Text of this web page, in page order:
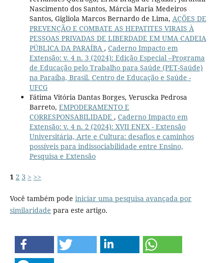
Nascimento dos Santos, Márcia Maria Medeiros
Santos, Gigliola Marcos Bernardo de Lima, AÇÕES DE
PREVENÇÃO E COMBATE AS HEPATITES VIRAIS À
PESSOAS PRIVADAS DE LIBERDADE EM UMA CADEIA
PÚBLICA DA PARAÍBA , Caderno Impacto em
Extensão: v. 4 n. 3 (2024): Edição Especial –Programa
de Educação pelo Trabalho para Saúde (PET-Saúde)
na Paraíba, Brasil. Centro de Educação e Saúde -
UFCG
Fátima Vitória Dantas Borges, Veruscka Pedrosa
Barreto, EMPODERAMENTO E
CORRESPONSABILIDADE , Caderno Impacto em
Extensão: v. 4 n. 2 (2024): XVII ENEX - Extensão
Universitária, Arte e Cultura: desafios e caminhos
possíveis para indissociabilidade entre Ensino,
Pesquisa e Extensão
1 2 3 > >>
Você também pode iniciar uma pesquisa avançada por
similaridade para este artigo.